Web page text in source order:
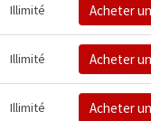
Illimité Acheter
Illimité Acheter
Illimité Acheter